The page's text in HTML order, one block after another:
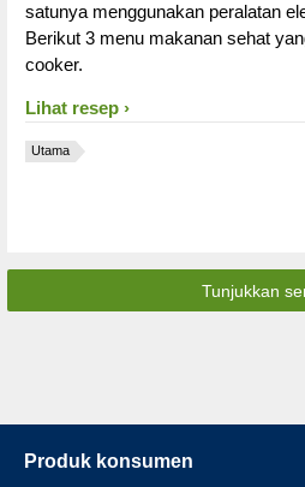
satunya menggunakan peralatan
Berikut 3 menu makanan sehat
cooker.
Lihat resep
Utama
Tunjukkan
Produk konsumen